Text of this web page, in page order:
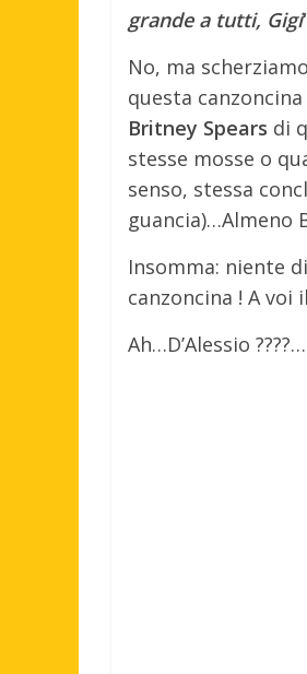
grande a tutti, Gigi
No, ma
questa
Britney Spears di
stesse mosse o
senso, stessa
guancia)…Almeno
Insomma: niente
canzoncina ! A voi
Ah…D’Alessio